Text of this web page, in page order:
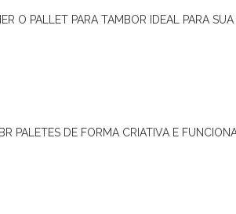
O PALLET PARA TAMBOR IDEAL PARA
PALETES DE FORMA CRIATIVA E